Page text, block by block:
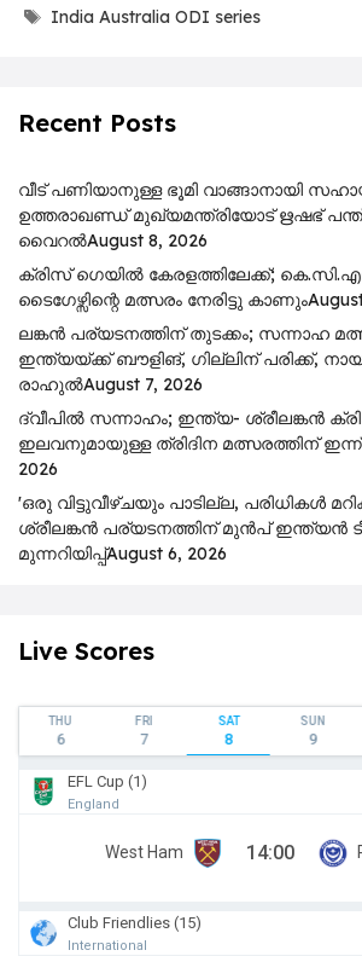
Tags
India Australia ODI series
Recent Posts
വീട് പണിയാനുള്ള ഭൂമി വാങ്ങാനായി
ഉത്തരാഖണ്ഡ് മുഖ്യമന്ത്രിയോട് ഋഷഭ്
വൈറൽAugust 8, 2026
ക്രിസ് ഗെയിൽ കേരളത്തിലേക്ക്;
ടൈഗേഴ്സിന്റെ മത്സരം നേരിട്ടു കാണും
ലങ്കൻ പര്യടനത്തിന് തുടക്കം; സന്നാഹ
ഇന്ത്യയ്ക്ക് ബൗളിങ്, ഗില്ലിന് പരിക്ക്,
രാഹുൽAugust 7, 2026
ദ്വീപിൽ സന്നാഹം; ഇന്ത്യ- ശ്രീലങ്കൻ
ഇലവനുമായുള്ള ത്രിദിന മത്സരത്തിന്
2026
'ഒരു വിട്ടുവീഴ്ചയും പാടില്ല, പരിധികൾ
ശ്രീലങ്കൻ പര്യടനത്തിന് മുൻപ് ഇന്ത്യൻ
മുന്നറിയിപ്പ്August 6, 2026
Live Scores
THU
6
FRI
7
SAT
8
SUN
9
EFL Cup (1)
England
West Ham 14:00
Club Friendlies (15)
International